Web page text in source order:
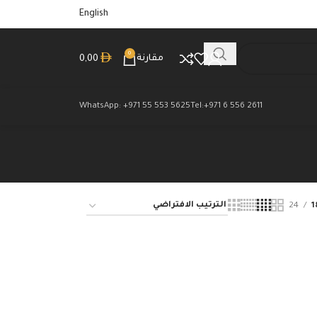
English
مقارنة
0
0,00
Tel:+971 6 556 2611
WhatsApp: +971 55 553 5625
24